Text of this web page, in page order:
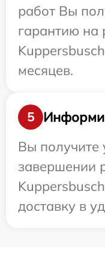
работ Вы
гарантию на
месяцев.
5
Вы получите
завершении
доставку в